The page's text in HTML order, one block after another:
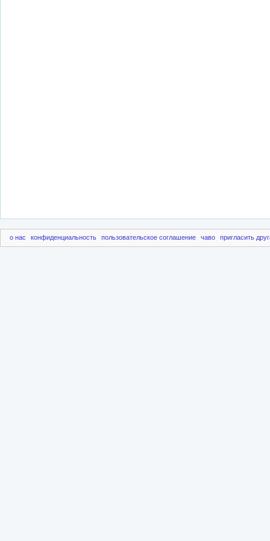
о нас конфиденциальность пользовательское соглашение чаво пригласить